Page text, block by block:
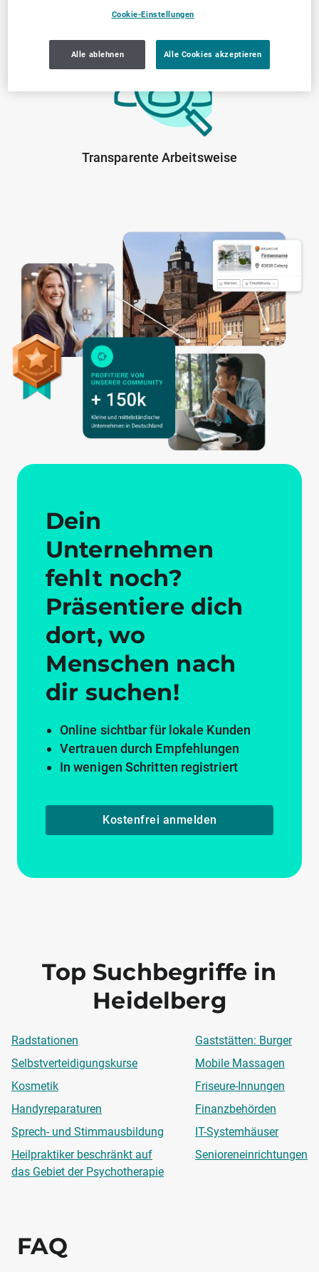
Von der Community
Lokale Marktkenntnis
Transparente Arbeitsweise
Dein
Unternehmen
fehlt noch?
Präsentiere dich
dort, wo
Menschen nach
dir suchen!
Online sichtbar für lokale Kunden
Vertrauen durch Empfehlungen
In wenigen Schritten registriert
Kostenfrei anmelden
Top Suchbegriffe in
Heidelberg
Radstationen
Gaststätten: Burger
Selbstverteidigungskurse
Mobile Massagen
Kosmetik
Friseure-Innungen
Handyreparaturen
Finanzbehörden
Sprech- und Stimmausbildung
IT-Systemhäuser
Heilpraktiker beschränkt auf
das Gebiet der Psychotherapie
Senioreneinrichtungen
FAQ
Cookie-Einstellungen
Alle ablehnen Alle Cookies akzeptieren